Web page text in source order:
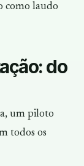
como laudo
do
um piloto
todos os